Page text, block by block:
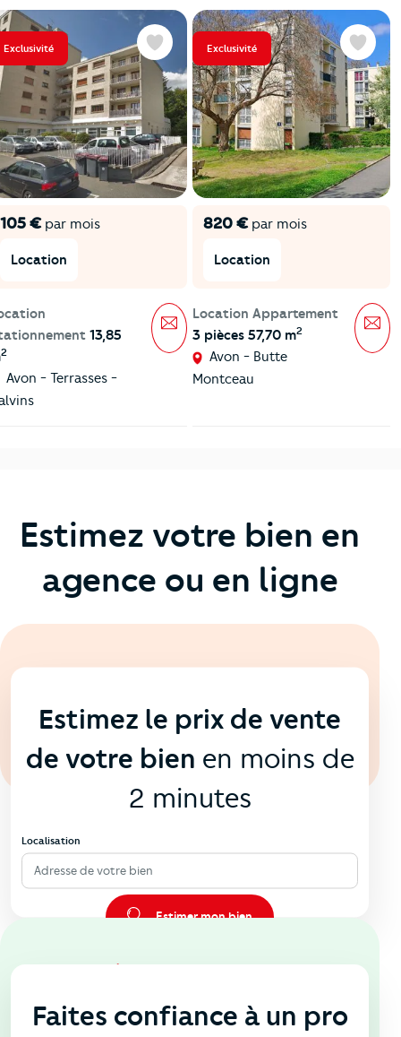
Exclusivité
105 €par mois
Location
13,85
2
Avon - Terrasses -
Favoris
Message
Exclusivité
820 €par mois
Location
Location Appartement
3 pièces 57,70 m2
Avon - Butte
Montceau
Favoris
Estimez votre bien en
agence ou en ligne
Estimez le prix de vente
de votre bien en moins de
2 minutes
Localisation
Adresse de votre bien
Estimer mon bien
En agence
Faites confiance à un pro